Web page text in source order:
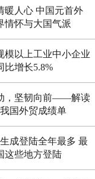
暖人心 中国元首外
情怀与大国气派
模以上工业中小企业
比增长5.8%
，坚韧向前——解读
国外贸成绩单
成登陆全年最多 最
这些地方登陆